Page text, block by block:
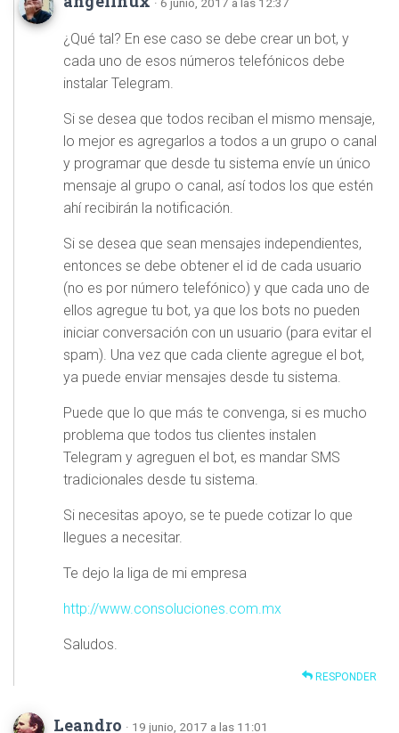
· 6 junio, 2017 a las 12:37
¿Qué tal? En ese caso se debe crear un bot, y
cada uno de esos números telefónicos debe
instalar Telegram.
Si se desea que todos reciban el mismo mensaje,
lo mejor es agregarlos a todos a un grupo o canal
y programar que desde tu sistema envíe un único
mensaje al grupo o canal, así todos los que estén
ahí recibirán la notificación.
Si se desea que sean mensajes independientes,
entonces se debe obtener el id de cada usuario
(no es por número telefónico) y que cada uno de
ellos agregue tu bot, ya que los bots no pueden
iniciar conversación con un usuario (para evitar el
spam). Una vez que cada cliente agregue el bot,
ya puede enviar mensajes desde tu sistema.
Puede que lo que más te convenga, si es mucho
problema que todos tus clientes instalen
Telegram y agreguen el bot, es mandar SMS
tradicionales desde tu sistema.
Si necesitas apoyo, se te puede cotizar lo que
llegues a necesitar.
Te dejo la liga de mi empresa
http://www.consoluciones.com.mx
Saludos.
RESPONDER
Leandro · 19 junio, 2017 a las 11:01